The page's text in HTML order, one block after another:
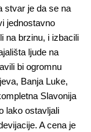
stvar je da se na
jednostavno
na brzinu, i izbacili
ljude na
bi ogromnu
Banja Luke,
Slavonija
lako ostavljali
A cena je